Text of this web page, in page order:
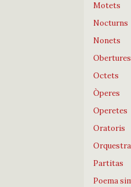
Motets
Nocturns
Nonets
Obertures
Octets
Òperes
Operetes
Oratoris
Orquestra
Partitas
Poema